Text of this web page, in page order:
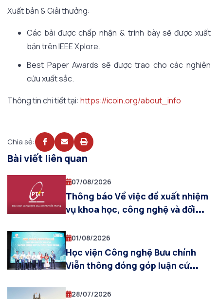
Xuất bản & Giải thưởng:
Các bài được chấp nhận & trình bày sẽ được xuất
bản trên IEEE Xplore.
Best Paper Awards sẽ được trao cho các nghiên
cứu xuất sắc.
Thông tin chi tiết tại: https://icoin.org/about_info
Chia sẻ:
Bài viết liên quan
07/08/2026
Thông báo Về việc đề xuất nhiệm
vụ khoa học, công nghệ và đổi
hiện từ năm 2026
01/08/2026
Học viện Công nghệ Bưu chính
Viễn thông đóng góp luận cứ
tại Hội nghị chuyên đề của Thành
28/07/2026